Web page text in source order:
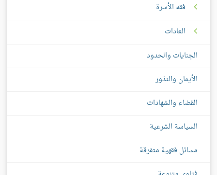
فقه الأسرة
العادات
الجنايات والحدود
الأيمان والنذور
القضاء والشهادات
السياسة الشرعية
مسائل فقهية متفرقة